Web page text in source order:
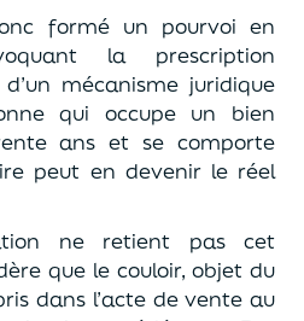
formé un pourvoi en
la prescription
mécanisme juridique
qui occupe un bien
ans et se comporte
peut en devenir le réel
ne retient pas cet
que le couloir, objet du
dans l’acte de vente au